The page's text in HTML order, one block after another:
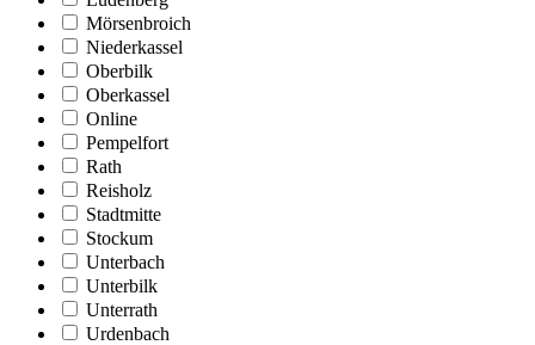
Mörsenbroich
Niederkassel
Oberbilk
Oberkassel
Online
Pempelfort
Rath
Reisholz
Stadtmitte
Stockum
Unterbach
Unterbilk
Unterrath
Urdenbach